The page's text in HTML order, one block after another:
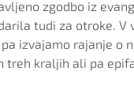
zgodbo iz
tudi za otroke.
izvajamo rajanje o
treh kraljih ali pa